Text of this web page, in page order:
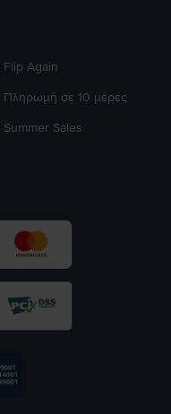
Flip Again
Πληρωμή σε 10 μέρες
Summer Sales